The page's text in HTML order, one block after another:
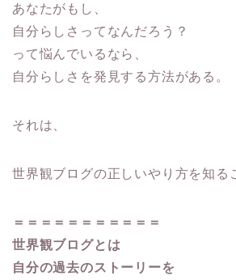
あなたがもし、
自分らしさってなんだろう？
って悩んでいるなら、
自分らしさを発見する方法がある。
それは、
世界観ブログの正しいやり方を知る
＝＝＝＝＝＝＝＝＝＝＝
世界観ブログとは
自分の過去のストーリーを